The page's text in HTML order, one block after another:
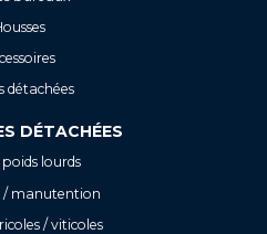
détachées
DÉTACHÉES
poids lourds
/ manutention
/ viticoles